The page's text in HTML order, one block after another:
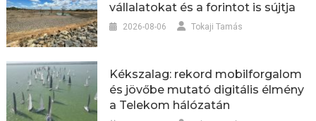
vállalatokat és a forintot is sújtja
2026-08-06 Tokaji Tamás
Kékszalag: rekord mobilforgalom
és jövőbe mutató digitális élmény
a Telekom hálózatán